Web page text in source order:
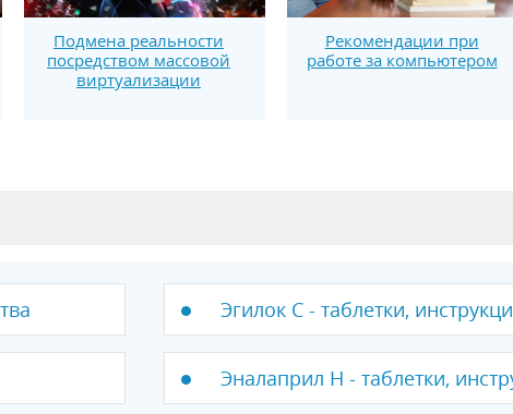
Подмена реальности
посредством массовой
виртуализации
Рекомендации при
работе за компьютером
Эгилок С - таблетки,
Эналаприл Н - таблетки,